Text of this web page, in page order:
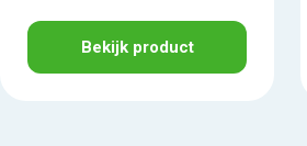
Bekijk product